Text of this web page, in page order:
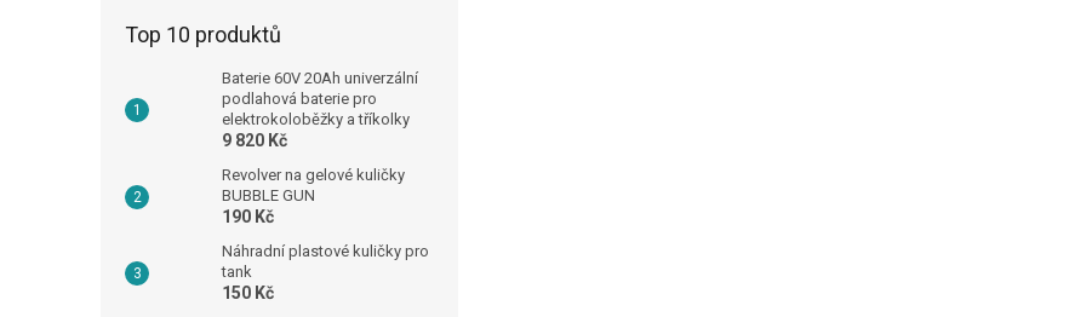
Top 10 produktů
Baterie 60V 20Ah univerzální
podlahová baterie pro
elektrokoloběžky a tříkolky
9 820 Kč
Revolver na gelové kuličky
BUBBLE GUN
190 Kč
Náhradní plastové kuličky pro
tank
150 Kč